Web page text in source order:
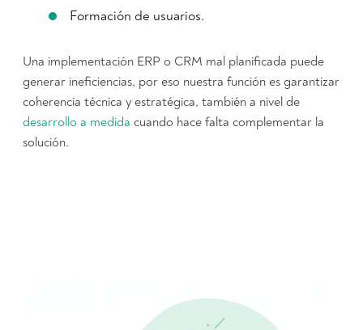
Formación de usuarios.
Una implementación ERP o CRM mal planificada puede
generar ineficiencias, por eso nuestra función es garantizar
coherencia técnica y estratégica, también a nivel de
desarrollo a medida cuando hace falta complementar la
solución.